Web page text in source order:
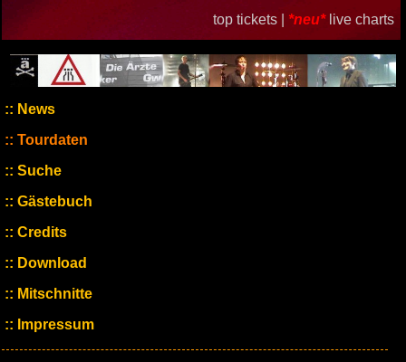
top tickets | *neu* live charts
News
Tourdaten
Suche
Gästebuch
Credits
Download
Mitschnitte
Impressum